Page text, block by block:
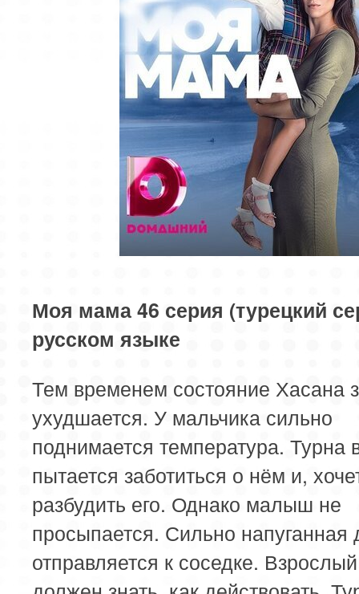
62 серия
63 серия
66 серия
67 серия
70 серия
71 серия
74 серия
75 серия
78 серия
79 серия
82 серия
83 серия
Моя мама 46 серия (турецкий
русском языке
Тем временем состояние Хасана
ухудшается. У мальчика сильно
поднимается температура. Турна
пытается заботиться о нём и,
разбудить его. Однако малыш не
просыпается. Сильно напуганная
отправляется к соседке.